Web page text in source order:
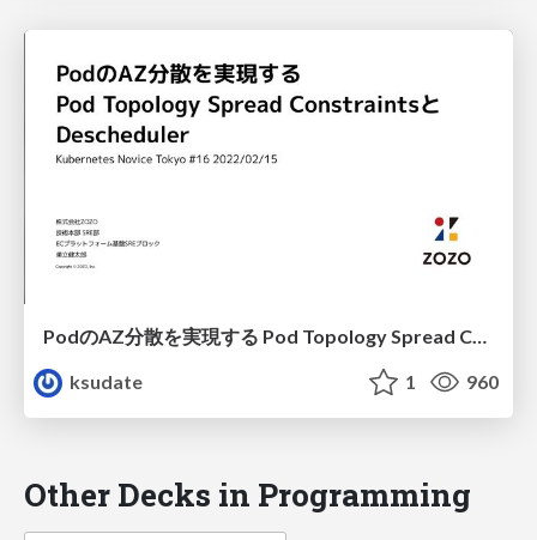
PodのAZ分散を実現する Pod Topology Spread ConstraintsとDescheduler
ksudate
1 960
Other Decks in Programming